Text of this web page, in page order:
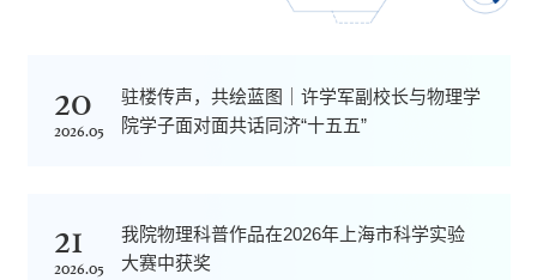
20
2026.05
驻楼传声，共绘蓝图｜许学军副校长与物理学
院学子面对面共话同济“十五五”
21
2026.05
我院物理科普作品在2026年上海市科学实验
大赛中获奖